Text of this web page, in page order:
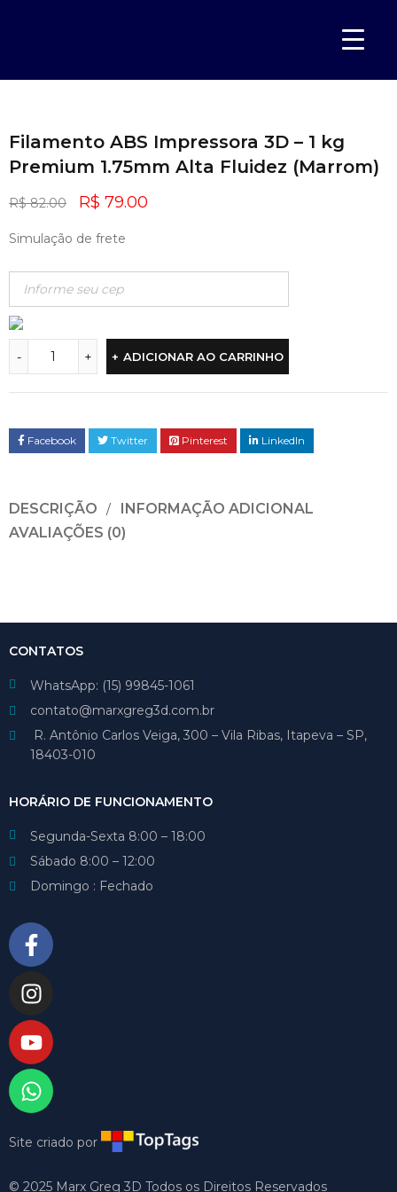
Filamento ABS Impressora 3D – 1 kg Premium
Filamento ABS Impressora 3D – 1 kg
Premium 1.75mm Alta Fluidez (Marrom)
R$82.00 R$ 79.00
Simulação de frete
ADICIONAR AO CARRINHO
Facebook Twitter Pinterest LinkedIn
DESCRIÇÃO
INFORMAÇÃO ADICIONAL
AVALIAÇÕES (0)
CONTATOS
WhatsApp: (15) 99845-1061
contato@marxgreg3d.com.br
R. Antônio Carlos Veiga, 300 – Vila Ribas, Itapeva – SP,
18403-010
HORÁRIO DE FUNCIONAMENTO
Segunda-Sexta 8:00 – 18:00
Sábado 8:00 – 12:00
Domingo : Fechado
Site criado por
© 2025 Marx Greg 3D Todos os Direitos Reservados